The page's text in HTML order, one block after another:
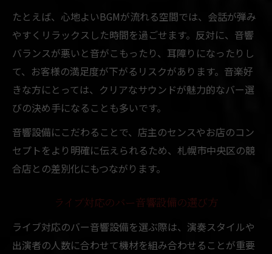
札幌市中央区のバーで体感する音響変化
音響設備が店内の雰囲気を左右する理由
バー音響の進化が与える集客効果
すすきのバーで人気の音響体験事例
たとえば、心地よいBGMが流れる空間では、会話が弾み
やすくリラックスした時間を過ごせます。反対に、音響
バランスが悪いと音がこもったり、耳障りになったりし
て、お客様の満足度が下がるリスクがあります。音楽好
きな方にとっては、クリアなサウンドが魅力的なバー選
びの決め手になることも多いです。
音響設備にこだわることで、店主のセンスやお店のコン
セプトをより明確に伝えられるため、札幌市中央区の競
合店との差別化にもつながります。
ライブ対応のバー音響設備の選び方
ライブ対応のバー音響設備を選ぶ際は、演奏スタイルや
出演者の人数に合わせて機材を組み合わせることが重要